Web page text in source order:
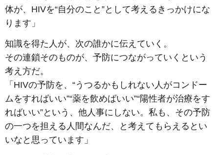
体が、HIVを“自分のこと”として考えるきっかけにな
ります」
知識を得た人が、次の誰かに伝えていく。
その連鎖そのものが、予防につながっていくという
考え方だ。
「HIVの予防を、“うつるかもしれない人がコンドー
ムをすればいい”“薬を飲めばいい”“陽性者が治療をす
ればいい”という、他人事にしない。私も、その予防
の一つを担える人間なんだ、と考えてもらえるとい
いなと思っています」